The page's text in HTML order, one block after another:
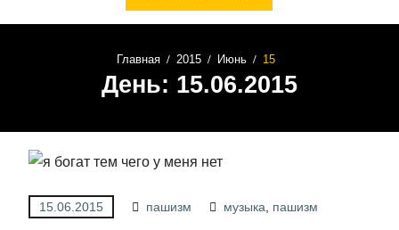
Главная 2015 Июнь 15
День: 15.06.2015
15.06.2015 пашизм музыка пашизм